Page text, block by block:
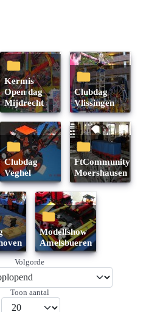
Kermis
Open dag
Mijdrecht
Clubdag
Vlissingen
Clubdag
Veghel
ftCommunity
Moershausen
Modellshow
Amelsbueren
Volgorde
Toon aantal